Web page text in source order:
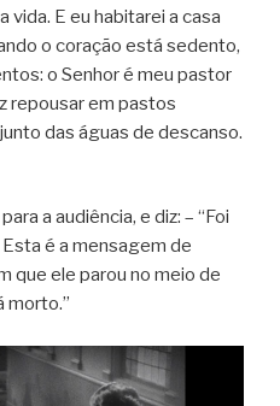
vida. E eu habitarei a casa
o coração está sedento,
o Senhor é meu pastor
repousar em pastos
das águas de descanso.
a audiência, e diz: – “Foi
é a mensagem de
que ele parou no meio de
morto.”